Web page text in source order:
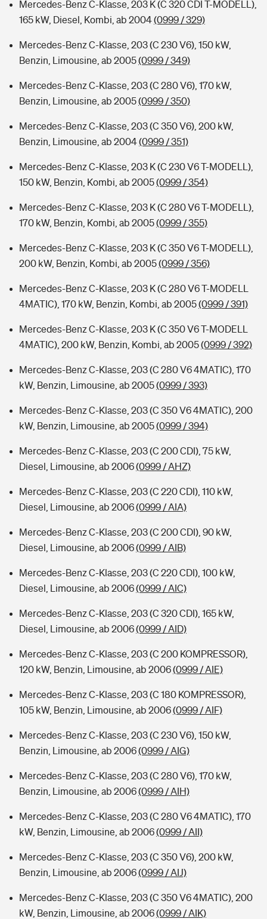
Mercedes-Benz C-Klasse, 203 K (C 320 CDI T-MODELL),
165 kW, Diesel, Kombi, ab 2004(0999 / 329)
Mercedes-Benz C-Klasse, 203 (C 230 V6), 150 kW,
Benzin, Limousine, ab 2005(0999 / 349)
Mercedes-Benz C-Klasse, 203 (C 280 V6), 170 kW,
Benzin, Limousine, ab 2005(0999 / 350)
Mercedes-Benz C-Klasse, 203 (C 350 V6), 200 kW,
Benzin, Limousine, ab 2004(0999 / 351)
Mercedes-Benz C-Klasse, 203 K (C 230 V6 T-MODELL),
150 kW, Benzin, Kombi, ab 2005(0999 / 354)
Mercedes-Benz C-Klasse, 203 K (C 280 V6 T-MODELL),
170 kW, Benzin, Kombi, ab 2005(0999 / 355)
Mercedes-Benz C-Klasse, 203 K (C 350 V6 T-MODELL),
200 kW, Benzin, Kombi, ab 2005(0999 / 356)
Mercedes-Benz C-Klasse, 203 K (C 280 V6 T-MODELL
4MATIC), 170 kW, Benzin, Kombi, ab 2005(0999 / 391)
Mercedes-Benz C-Klasse, 203 K (C 350 V6 T-MODELL
4MATIC), 200 kW, Benzin, Kombi, ab 2005(0999 / 392)
Mercedes-Benz C-Klasse, 203 (C 280 V6 4MATIC), 170
kW, Benzin, Limousine, ab 2005(0999 / 393)
Mercedes-Benz C-Klasse, 203 (C 350 V6 4MATIC), 200
kW, Benzin, Limousine, ab 2005(0999 / 394)
Mercedes-Benz C-Klasse, 203 (C 200 CDI), 75 kW,
Diesel, Limousine, ab 2006(0999 / AHZ)
Mercedes-Benz C-Klasse, 203 (C 220 CDI), 110 kW,
Diesel, Limousine, ab 2006(0999 / AIA)
Mercedes-Benz C-Klasse, 203 (C 200 CDI), 90 kW,
Diesel, Limousine, ab 2006(0999 / AIB)
Mercedes-Benz C-Klasse, 203 (C 220 CDI), 100 kW,
Diesel, Limousine, ab 2006(0999 / AIC)
Mercedes-Benz C-Klasse, 203 (C 320 CDI), 165 kW,
Diesel, Limousine, ab 2006(0999 / AID)
Mercedes-Benz C-Klasse, 203 (C 200 KOMPRESSOR),
120 kW, Benzin, Limousine, ab 2006(0999 / AIE)
Mercedes-Benz C-Klasse, 203 (C 180 KOMPRESSOR),
105 kW, Benzin, Limousine, ab 2006(0999 / AIF)
Mercedes-Benz C-Klasse, 203 (C 230 V6), 150 kW,
Benzin, Limousine, ab 2006(0999 / AIG)
Mercedes-Benz C-Klasse, 203 (C 280 V6), 170 kW,
Benzin, Limousine, ab 2006(0999 / AIH)
Mercedes-Benz C-Klasse, 203 (C 280 V6 4MATIC), 170
kW, Benzin, Limousine, ab 2006(0999 / AII)
Mercedes-Benz C-Klasse, 203 (C 350 V6), 200 kW,
Benzin, Limousine, ab 2006(0999 / AIJ)
Mercedes-Benz C-Klasse, 203 (C 350 V6 4MATIC), 200
kW, Benzin, Limousine, ab 2006(0999 / AIK)